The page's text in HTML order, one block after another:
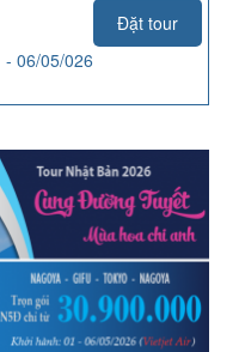
Đặt tour
- 06/05/026